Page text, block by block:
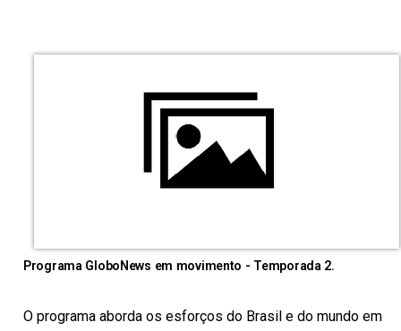
Programa GloboNews em movimento - Temporada 2.
O programa aborda os esforços do Brasil e do mundo em